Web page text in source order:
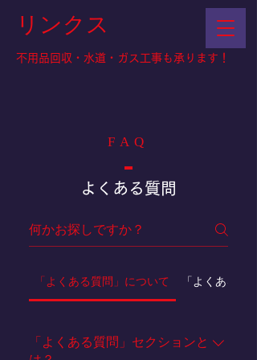
リンクス
不用品回収・水道・ガス工事も承ります！
FAQ
よくある質問
「よくある質問」について 「よくある質
「よくある質問」セクションと